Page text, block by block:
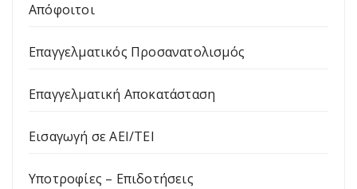
Απόφοιτοι
Επαγγελματικός Προσανατολισμός
Επαγγελματική Αποκατάσταση
Εισαγωγή σε ΑΕΙ/ΤΕΙ
Υποτροφίες – Επιδοτήσεις